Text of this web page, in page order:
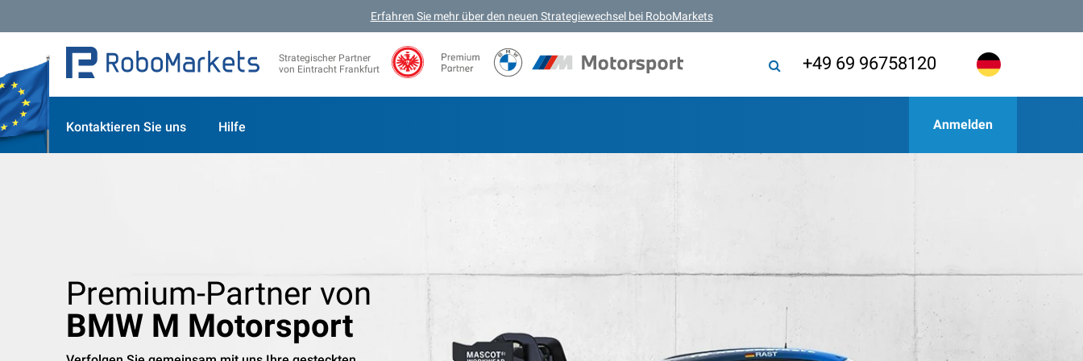
Erfahren Sie mehr über den neuen Strategiewechsel bei RoboMarkets
Strategischer Partner
von Eintracht Frankfurt
+49 69 96758120
Kontaktieren Sie uns Hilfe Anmelden
Premium-Partner von
BMW M Motorsport